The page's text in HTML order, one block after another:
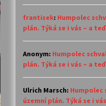
frantisek: Humpolec
plán. Týká se i vás – a
Anonym: Humpolec
plán. Týká se i vás – a
Ulrich Marsch: Humpolec
územní plán. Týká se i